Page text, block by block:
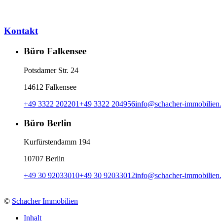
Kontakt
Büro Falkensee
Potsdamer Str. 24
14612 Falkensee
+49 3322 202201+49 3322 204956info@schacher-
Büro Berlin
Kurfürstendamm 194
10707 Berlin
+49 30 92033010+49 30 92033012info@schacher-
© Schacher Immobilien
Inhalt